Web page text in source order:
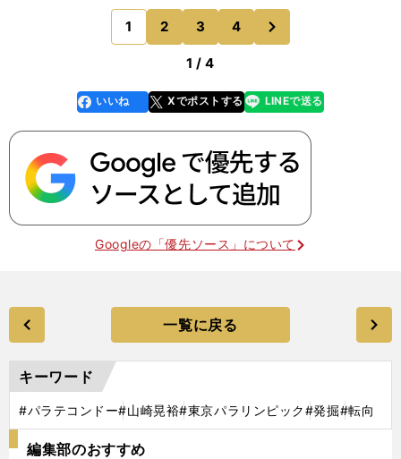
センターで開かれた、日本パラリンピック委員会
（JPC）選手発
1 2 3 4
のページへ
1 / 4
faceboo
k
いいね Xでポストする
line LINEで送る
Googleの「優先ソース」について
一覧に戻る
キーワード
#パラテコンドー#山崎晃裕#東京パラリンピック#発掘#転向
編集部のおすすめ